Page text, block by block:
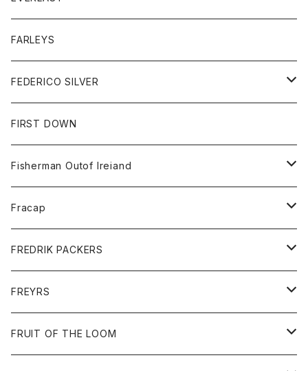
シャツ
セーター
ボトム
ショートパンツ
パンツ
レディース
コート
ジャケット
Tシャツ
トップス
ジャケット
スエットシャツ
ボトム
スエットパンツ
グッズ
帽子
FARLEYS
FEDERICO SILVER
アクセサリー
FIRST DOWN
Fisherman Outof Ireiand
ニット
Fracap
グッズ
靴
FREDRIK PACKERS
アクセサリー
バッグ
FREYRS
サングラス
FRUIT OF THE LOOM